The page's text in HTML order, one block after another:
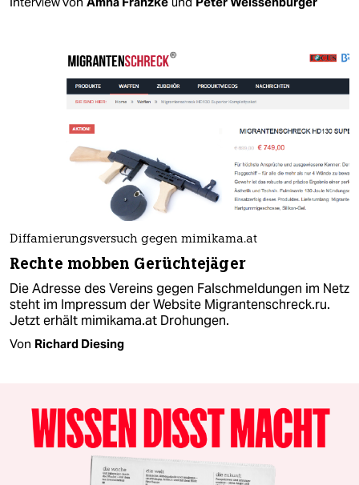
Diffamierungsversuch gegen mimikama.at
Rechte mobben Gerüchtejäger
Die Adresse des Vereins gegen Falschmeldungen im Netz
steht im Impressum der Website Migrantenschreck.ru.
Jetzt erhält mimikama.at Drohungen.
Von Richard Diesing